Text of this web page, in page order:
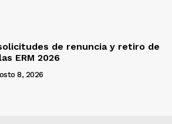
de renuncia y retiro de
ERM 2026
8, 2026